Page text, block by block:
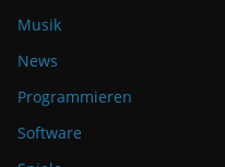
Musik
News
Programmieren
Software